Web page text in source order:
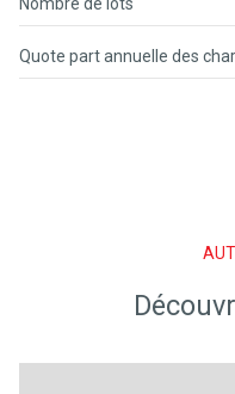
2 niveau(x)
Quote part annuelle des